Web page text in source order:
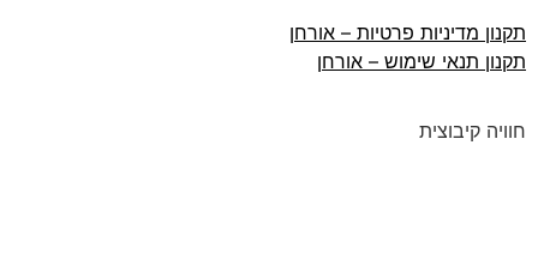
תקנון מדיניות פרטיות – אורחן
תקנון תנאי שימוש – אורחן
חוויה קיבוצית